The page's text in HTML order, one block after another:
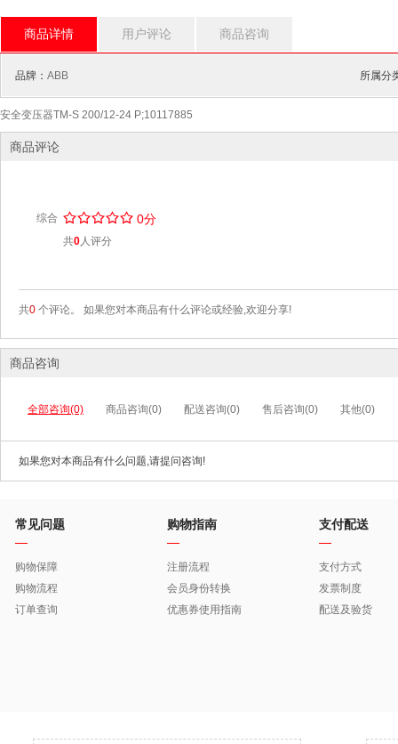
商品详情 用户评论 商品咨询
品牌： ABB 所属分
安全变压器TM-S 200/12-24 P;10117885
商品评论
综合 /////
..... 0分
共0人评分
共0 个评论。 如果您对本商品有什么评论或经验,欢迎分享!
商品咨询
全部咨询(0) 商品咨询(0) 配送咨询(0) 售后咨询(0) 其他(0)
如果您对本商品有什么问题,请提问咨询!
常见问题
购物保障
购物流程
订单查询
购物指南
注册流程
会员身份转换
优惠券使用指南
支付配送
支付方式
发票制度
配送及验货